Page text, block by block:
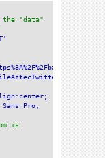
the "data"
Pro,
is